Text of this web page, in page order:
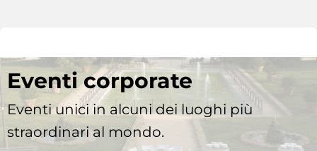
Eventi corporate
Eventi unici in alcuni dei luoghi più
straordinari al mondo.